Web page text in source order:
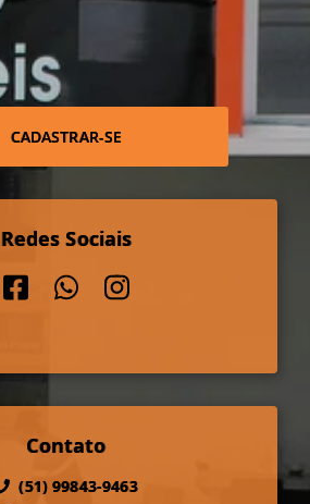
CADASTRAR-SE
Redes Sociais
Contato
(51) 99843-9463